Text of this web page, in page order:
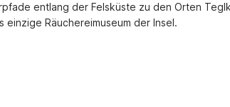
entlang der Felsküste zu den Orten
Räuchereimuseum der Insel.